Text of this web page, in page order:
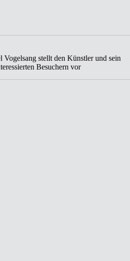
Vogelsang stellt den Künstler und sein
Besuchern vor